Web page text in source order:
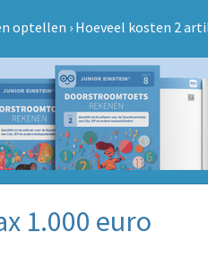
optellen › Hoeveel kosten 2
1.000 euro